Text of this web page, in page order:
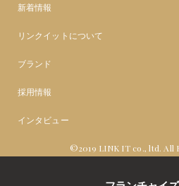
新着情報
リンクイットについて
ブランド
採用情報
インタビュー
©2019 LINK IT co., ltd. All